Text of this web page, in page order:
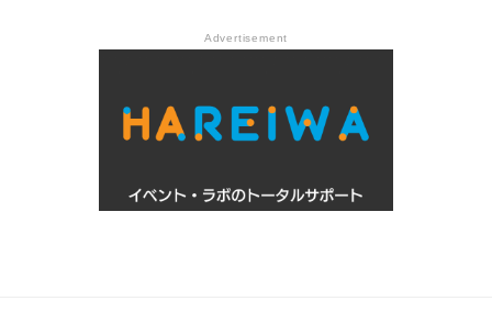
Advertisement